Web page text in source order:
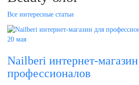
Все интересные статьи
20 мая
Nailberi интернет-
профессионалов